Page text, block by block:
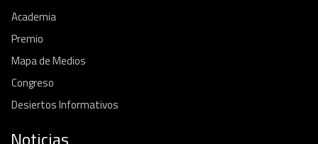
Academia
Premio
Mapa de Medios
Congreso
Desiertos Informativos
Noticias